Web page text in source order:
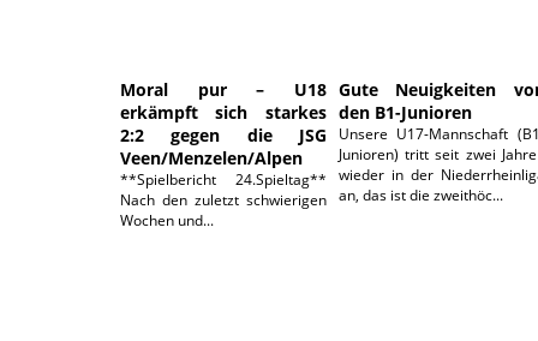
Moral pur – U18
erkämpft sich starkes
2:2 gegen die JSG
Veen/Menzelen/Alpen
**Spielbericht 24.Spieltag**
Nach den zuletzt schwierigen
Wochen und...
Gute Neuigkeiten
den B1-Junioren
Unsere U17-Mannschaft
Junioren) tritt seit zwei
wieder in der
an, das ist die zweithöc...